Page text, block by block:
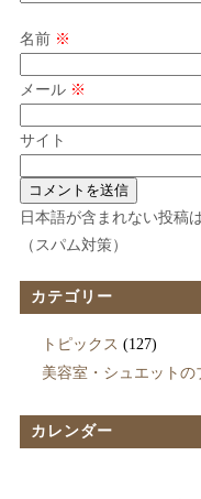
名前 ※
メール ※
サイト
日本語が含まれない投稿
（スパム対策）
カテゴリー
トピックス (127)
美容室・シュエットの
カレンダー